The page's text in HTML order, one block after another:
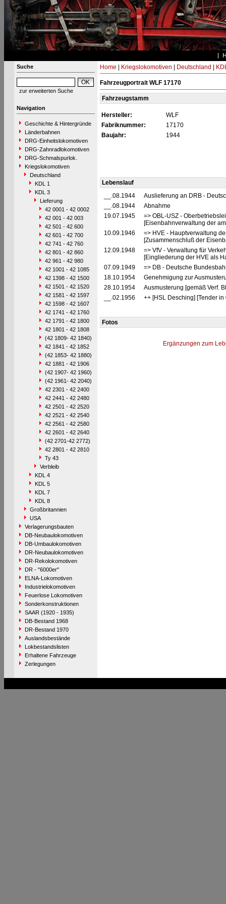
Suche
zur erweiterten Suche
Navigation
Geschichte & Hintergründe
Länderbahnen
DRG-Einheitslokomotiven
DRG-Zahnradlokomotiven
DRG-Schmalspurlok.
Kriegslokomotiven
Deutschland
KDL 1
KDL 3
Lieferung
42 0001 - 42 0002
42 001 - 42 003
42 501 - 42 600
42 601 - 42 700
42 741 - 42 760
42 801 - 42 860
42 961 - 42 980
42 1001 - 42 1085
42 1398 - 42 1500
42 1501 - 42 1520
42 1581 - 42 1597
42 1598 - 42 1607
42 1741 - 42 1760
42 1791 - 42 1800
42 1801 - 42 1808
(42 1809- 42 1840)
42 1841 - 42 1852
(42 1853- 42 1880)
42 1881 - 42 1906
(42 1907- 42 1960)
(42 1961- 42 2040)
42 2301 - 42 2400
42 2441 - 42 2480
42 2501 - 42 2520
42 2521 - 42 2540
42 2561 - 42 2580
42 2601 - 42 2640
(42 2701-42 2772)
42 2801 - 42 2810
Ty 43
Verbleib
KDL 4
KDL 5
KDL 7
KDL 8
Großbritannien
USA
Verlagerungsbauten
DB-Neubaulokomotiven
DB-Umbaulokomotiven
DR-Neubaulokomotiven
DR-Rekolokomotiven
DR - "6000er"
ELNA-Lokomotiven
Industrielokomotiven
Feuerlose Lokomotiven
Sonderkonstruktionen
SAAR (1920 - 1935)
DB-Bestand 1968
DR-Bestand 1970
Auslandsbestände
Lokbestandslisten
Erhaltene Fahrzeuge
Zerlegungen
Home Kriegslokomotiven Deutschland
Fahrzeugportrait WLF 17170
Fahrzeugstamm
Hersteller:
WLF
Fabriknummer:
17170
Baujahr:
1944
Lebenslauf
__.08.1944
Auslieferung an DRB -
__.08.1944
Abnahme
19.07.1945
=> OBL-USZ -
[Eisenbahnverwaltung der
10.09.1946
=> HVE - Hauptverwaltung
[Zusammenschluß der
12.09.1948
=> VfV - Verwaltung für
[Eingliederung der HVE als
07.09.1949
=> DB - Deutsche
18.10.1954
Genehmigung zur
28.10.1954
Ausmusterung [gemäß Verf.
__.02.1956
++ [HSL Desching] [Tender
Fotos
Ergänzungen zum